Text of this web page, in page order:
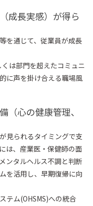
成長実感）が得ら
を通じて、従業員が成長
は部門を超えたコミュニ
に声を掛け合える職場風
（心の健康管理、
見られるタイミングで支
は、産業医・保健師の面
ンタルヘルス不調と判断
を活用し、早期復帰に向
テム(OHSMS)への統合